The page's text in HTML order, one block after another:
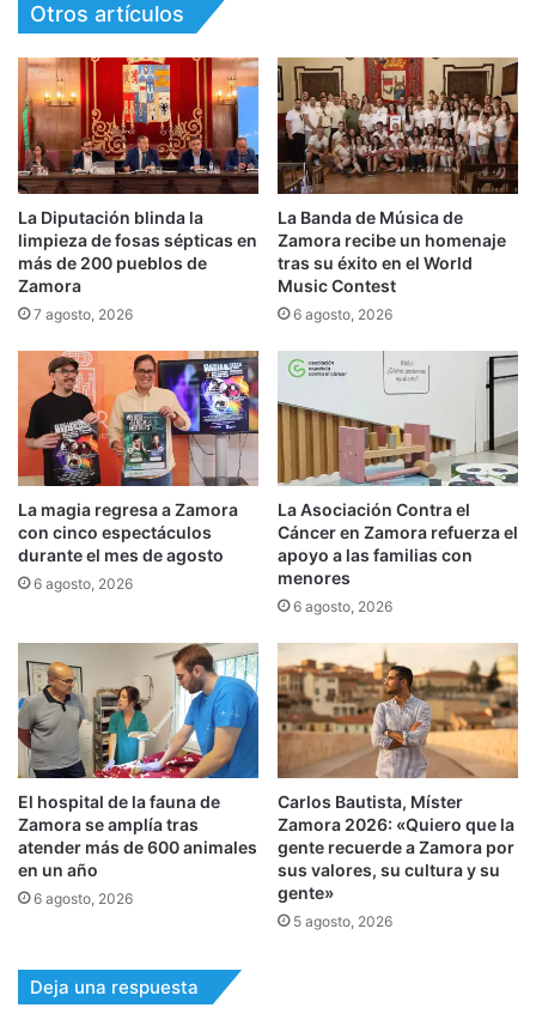
Otros artículos
La Diputación blinda la
limpieza de fosas sépticas en
más de 200 pueblos de
Zamora
7 agosto, 2026
La Banda de Música de
Zamora recibe un homenaje
tras su éxito en el World
Music Contest
6 agosto, 2026
La magia regresa a Zamora
con cinco espectáculos
durante el mes de agosto
6 agosto, 2026
La Asociación Contra el
Cáncer en Zamora refuerza el
apoyo a las familias con
menores
6 agosto, 2026
El hospital de la fauna de
Zamora se amplía tras
atender más de 600 animales
en un año
6 agosto, 2026
Carlos Bautista, Míster
Zamora 2026: «Quiero que la
gente recuerde a Zamora por
sus valores, su cultura y su
gente»
5 agosto, 2026
Deja una respuesta